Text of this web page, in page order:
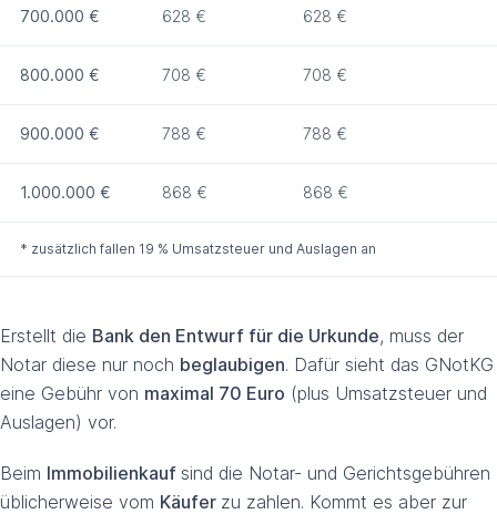
700.000 € 628 € 628 €
800.000 € 708 € 708 €
900.000 € 788 € 788 €
1.000.000 € 868 € 868 €
* zusätzlich fallen 19 % Umsatzsteuer und Auslagen an
Erstellt die Bank den Entwurf für die Urkunde, muss der
Notar diese nur noch beglaubigen. Dafür sieht das GNotKG
eine Gebühr von maximal 70 Euro (plus Umsatzsteuer und
Auslagen) vor.
Beim Immobilienkauf sind die Notar- und Gerichtsgebühren
üblicherweise vom Käufer zu zahlen. Kommt es aber zur